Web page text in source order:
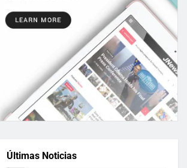
Últimas Noticias